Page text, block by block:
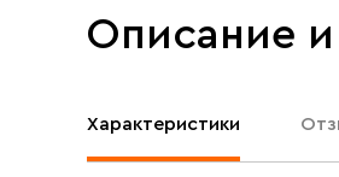
Описание и
Характеристики